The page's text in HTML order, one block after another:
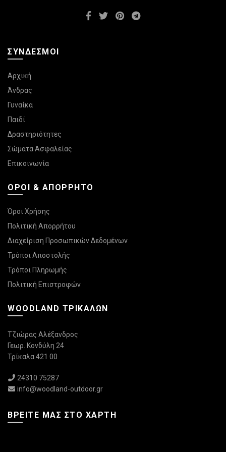
ΣΎΝΔΕΣΜΟΙ
Αρχική
Άνδρας
Γυναίκα
Παιδί
Δραστηριότητες
Σώματα Ασφαλείας
Επικοινωνία
ΌΡΟΙ & ΑΠΌΡΡΗΤΟ
Όροι Χρήσης
Πολιτική Απορρήτου
Διαχείριση Προσωπικών Δεδομένων
Τρόποι Αποστολής
Τρόποι Πληρωμής
Πολιτική Επιστροφών
WOODLAND ΤΡΙΚΆΛΩΝ
Τζιώρας Αλέξανδρος
Γεωρ. Κονδύλη 24
Τρίκαλα 421 00
24310 75287
info@woodland-outdoor.gr
ΒΡΕΊΤΕ ΜΑΣ ΣΤΟ ΧΆΡΤΗ